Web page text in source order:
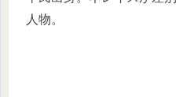
人物。